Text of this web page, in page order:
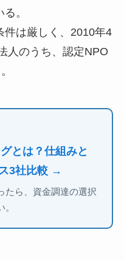
。
件は厳しく、2010年4
人のうち、認定NPO
とは？仕組みと
3社比較 →
たら、資金調達の選択